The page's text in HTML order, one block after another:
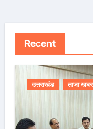
Recent
उत्तराखंड ताजा खबर